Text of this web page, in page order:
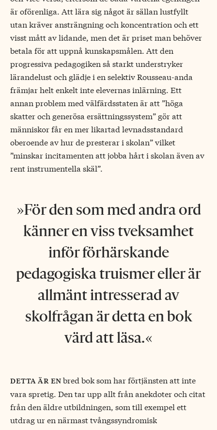
är oförenliga. Att lära sig något är sällan lustfyllt
utan kräver ansträngning och koncentration och ett
visst mått av lidande, men det är priset man behöver
betala för att uppnå kunskapsmålen. Att den
progressiva pedagogiken så starkt understryker
lärandelust och glädje i en selektiv Rousseau-anda
främjar helt enkelt inte elevernas inlärning. Ett
annan problem med välfärdsstaten är att ”höga
skatter och generösa ersättningssystem” gör att
människor får en mer likartad levnadsstandard
oberoende av hur de presterar i skolan” vilket
”minskar incitamenten att jobba hårt i skolan även av
rent instrumentella skäl”.
För den som med andra ord
känner en viss tveksamhet
inför förhärskande
pedagogiska truismer eller är
allmänt intresserad av
skolfrågan är detta en bok
värd att läsa.
detta är enbred bok som har förtjänsten att inte
vara spretig. Den tar upp allt från anekdoter och citat
från den äldre utbildningen, som till exempel ett
utdrag ur en närmast tvångssyndromisk